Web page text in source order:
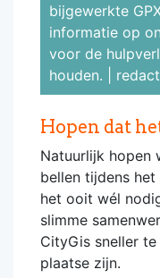
bijgewerkte
informatie op
voor de
houden. |
Hopen dat
Natuurlijk hopen
bellen tijdens
het ooit wél
slimme
CityGis sneller
plaatse zijn.